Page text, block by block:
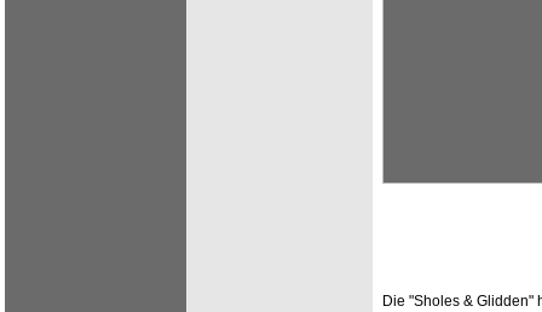
Die "Sholes & Glidden"